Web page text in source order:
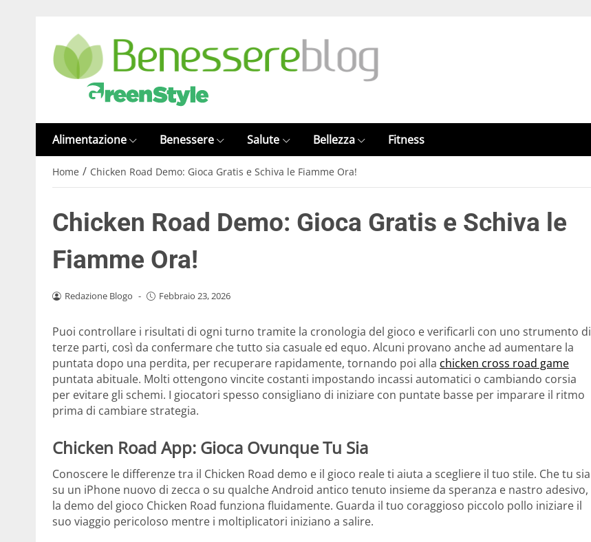
Alimentazione Benessere Salute Bellezza Fitness
Home / Chicken Road Demo: Gioca Gratis e Schiva le Fiamme Ora!
Chicken Road Demo: Gioca Gratis e Schiva le
Fiamme Ora!
Redazione Blogo - Febbraio 23, 2026
Puoi controllare i risultati di ogni turno tramite la cronologia del gioco e verificarli con uno strumento di
terze parti, così da confermare che tutto sia casuale ed equo. Alcuni provano anche ad aumentare la
puntata dopo una perdita, per recuperare rapidamente, tornando poi alla chicken cross road game
puntata abituale. Molti ottengono vincite costanti impostando incassi automatici o cambiando corsia
per evitare gli schemi. I giocatori spesso consigliano di iniziare con puntate basse per imparare il ritmo
prima di cambiare strategia.
Chicken Road App: Gioca Ovunque Tu Sia
Conoscere le differenze tra il Chicken Road demo e il gioco reale ti aiuta a scegliere il tuo stile. Che tu sia
su un iPhone nuovo di zecca o su qualche Android antico tenuto insieme da speranza e nastro adesivo,
la demo del gioco Chicken Road funziona fluidamente. Guarda il tuo coraggioso piccolo pollo iniziare il
suo viaggio pericoloso mentre i moltiplicatori iniziano a salire.